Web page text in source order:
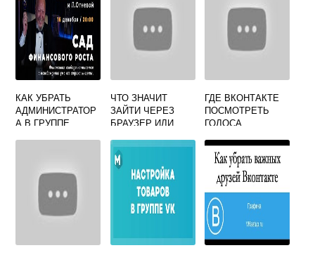
КАК УБРАТЬ
АДМИНИСТРАТОР
А В ГРУППЕ
ЧТО ЗНАЧИТ
ЗАЙТИ ЧЕРЕЗ
БРАУЗЕР ИЛИ
ПРИЛОЖЕНИЕ?
НАВИГАЦИЯ ПО
ЗАПИСЯМ
ГДЕ ВКОНТАКТЕ
ПОСМОТРЕТЬ
ГОЛОСА